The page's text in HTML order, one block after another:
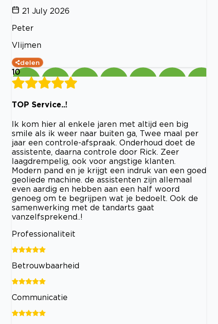
21 July 2026
Peter
Vlijmen
delen
10
TOP Service..!
Ik kom hier al enkele jaren met altijd een big
smile als ik weer naar buiten ga, Twee maal per
jaar een controle-afspraak. Onderhoud doet de
assistente, daarna controle door Rick. Zeer
laagdrempelig, ook voor angstige klanten.
Modern pand en je krijgt een indruk van een goed
geoliede machine. de assistenten zijn allemaal
even aardig en hebben aan een half woord
genoeg om te begrijpen wat je bedoelt. Ook de
samenwerking met de tandarts gaat
vanzelfsprekend..!
Professionaliteit
Betrouwbaarheid
Communicatie